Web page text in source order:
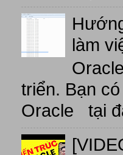
làm
triển. Bạn
Oracle tại